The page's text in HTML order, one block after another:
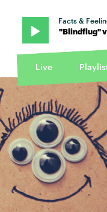
Facts &
von AB
Live